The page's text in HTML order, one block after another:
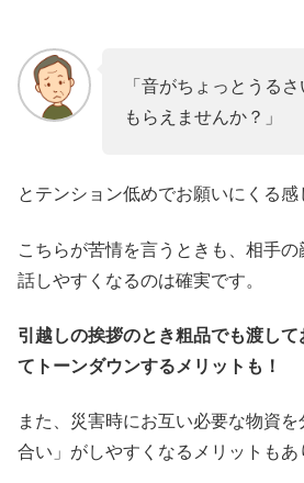
「音がちょっとうる
もらえませんか？」
とテンション低めでお願いにくる感
こちらが苦情を言うときも、相手の
話しやすくなるのは確実です。
引越しの挨拶のとき粗品でも渡し
てトーンダウンするメリットも！
また、災害時にお互い必要な物資
合い」がしやすくなるメリットもあ